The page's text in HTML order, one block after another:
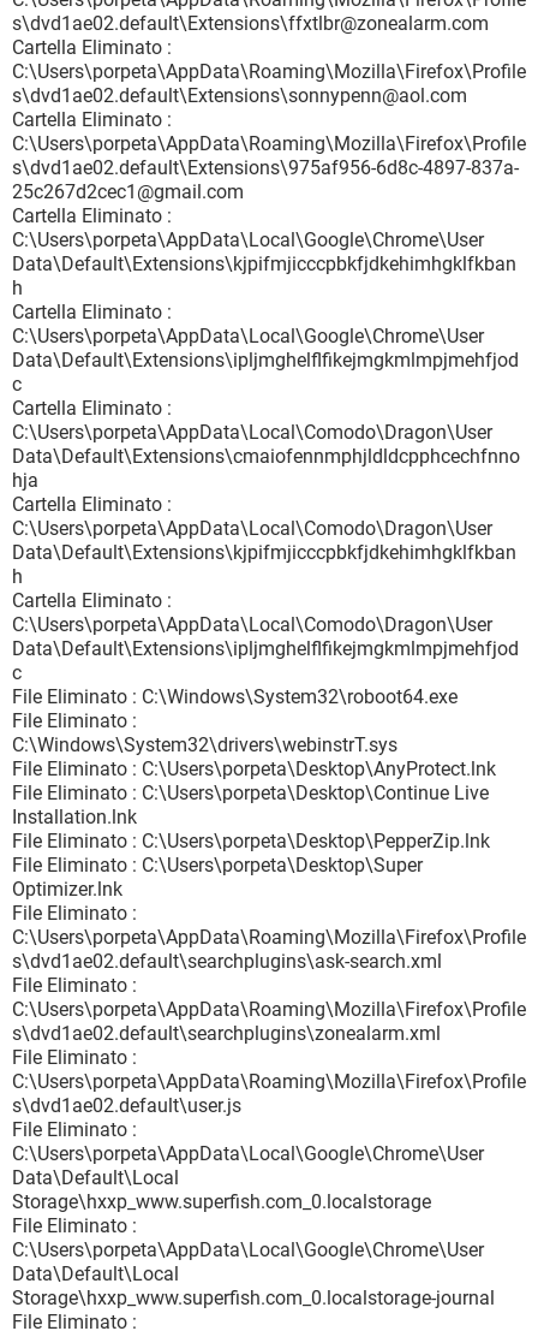
s\dvd1ae02.default\Extensions\ffxtlbr@zonealarm.com
Cartella Eliminato :
C:\Users\porpeta\AppData\Roaming\Mozilla\Firefox\Profile
s\dvd1ae02.default\Extensions\sonnypenn@aol.com
Cartella Eliminato :
C:\Users\porpeta\AppData\Roaming\Mozilla\Firefox\Profile
s\dvd1ae02.default\Extensions\975af956-6d8c-4897-837a-
25c267d2cec1@gmail.com
Cartella Eliminato :
C:\Users\porpeta\AppData\Local\Google\Chrome\User
Data\Default\Extensions\kjpifmjicccpbkfjdkehimhgklfkban
h
Cartella Eliminato :
C:\Users\porpeta\AppData\Local\Google\Chrome\User
Data\Default\Extensions\ipljmghelflfikejmgkmlmpjmehfjod
c
Cartella Eliminato :
C:\Users\porpeta\AppData\Local\Comodo\Dragon\User
Data\Default\Extensions\cmaiofennmphjldldcpphcechfnno
hja
Cartella Eliminato :
C:\Users\porpeta\AppData\Local\Comodo\Dragon\User
Data\Default\Extensions\kjpifmjicccpbkfjdkehimhgklfkban
h
Cartella Eliminato :
C:\Users\porpeta\AppData\Local\Comodo\Dragon\User
Data\Default\Extensions\ipljmghelflfikejmgkmlmpjmehfjod
c
File Eliminato : C:\Windows\System32\roboot64.exe
File Eliminato :
C:\Windows\System32\drivers\webinstrT.sys
File Eliminato : C:\Users\porpeta\Desktop\AnyProtect.lnk
File Eliminato : C:\Users\porpeta\Desktop\Continue Live
Installation.lnk
File Eliminato : C:\Users\porpeta\Desktop\PepperZip.lnk
File Eliminato : C:\Users\porpeta\Desktop\Super
Optimizer.lnk
File Eliminato :
C:\Users\porpeta\AppData\Roaming\Mozilla\Firefox\Profile
s\dvd1ae02.default\searchplugins\ask-search.xml
File Eliminato :
C:\Users\porpeta\AppData\Roaming\Mozilla\Firefox\Profile
s\dvd1ae02.default\searchplugins\zonealarm.xml
File Eliminato :
C:\Users\porpeta\AppData\Roaming\Mozilla\Firefox\Profile
s\dvd1ae02.default\user.js
File Eliminato :
C:\Users\porpeta\AppData\Local\Google\Chrome\User
Data\Default\Local
Storage\hxxp_www.superfish.com_0.localstorage
File Eliminato :
C:\Users\porpeta\AppData\Local\Google\Chrome\User
Data\Default\Local
Storage\hxxp_www.superfish.com_0.localstorage-journal
File Eliminato :